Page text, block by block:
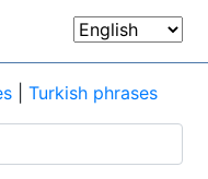
Turkish phrases